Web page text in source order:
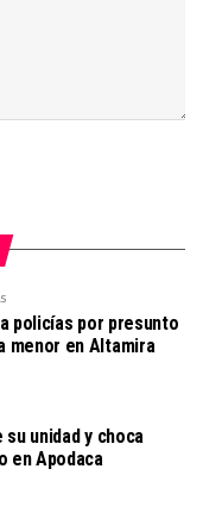
policías por presunto
menor en Altamira
unidad y choca
en Apodaca